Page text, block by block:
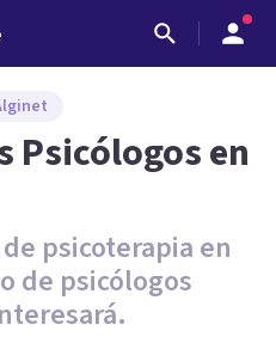
Psicólogos en
psicoterapia en
de psicólogos